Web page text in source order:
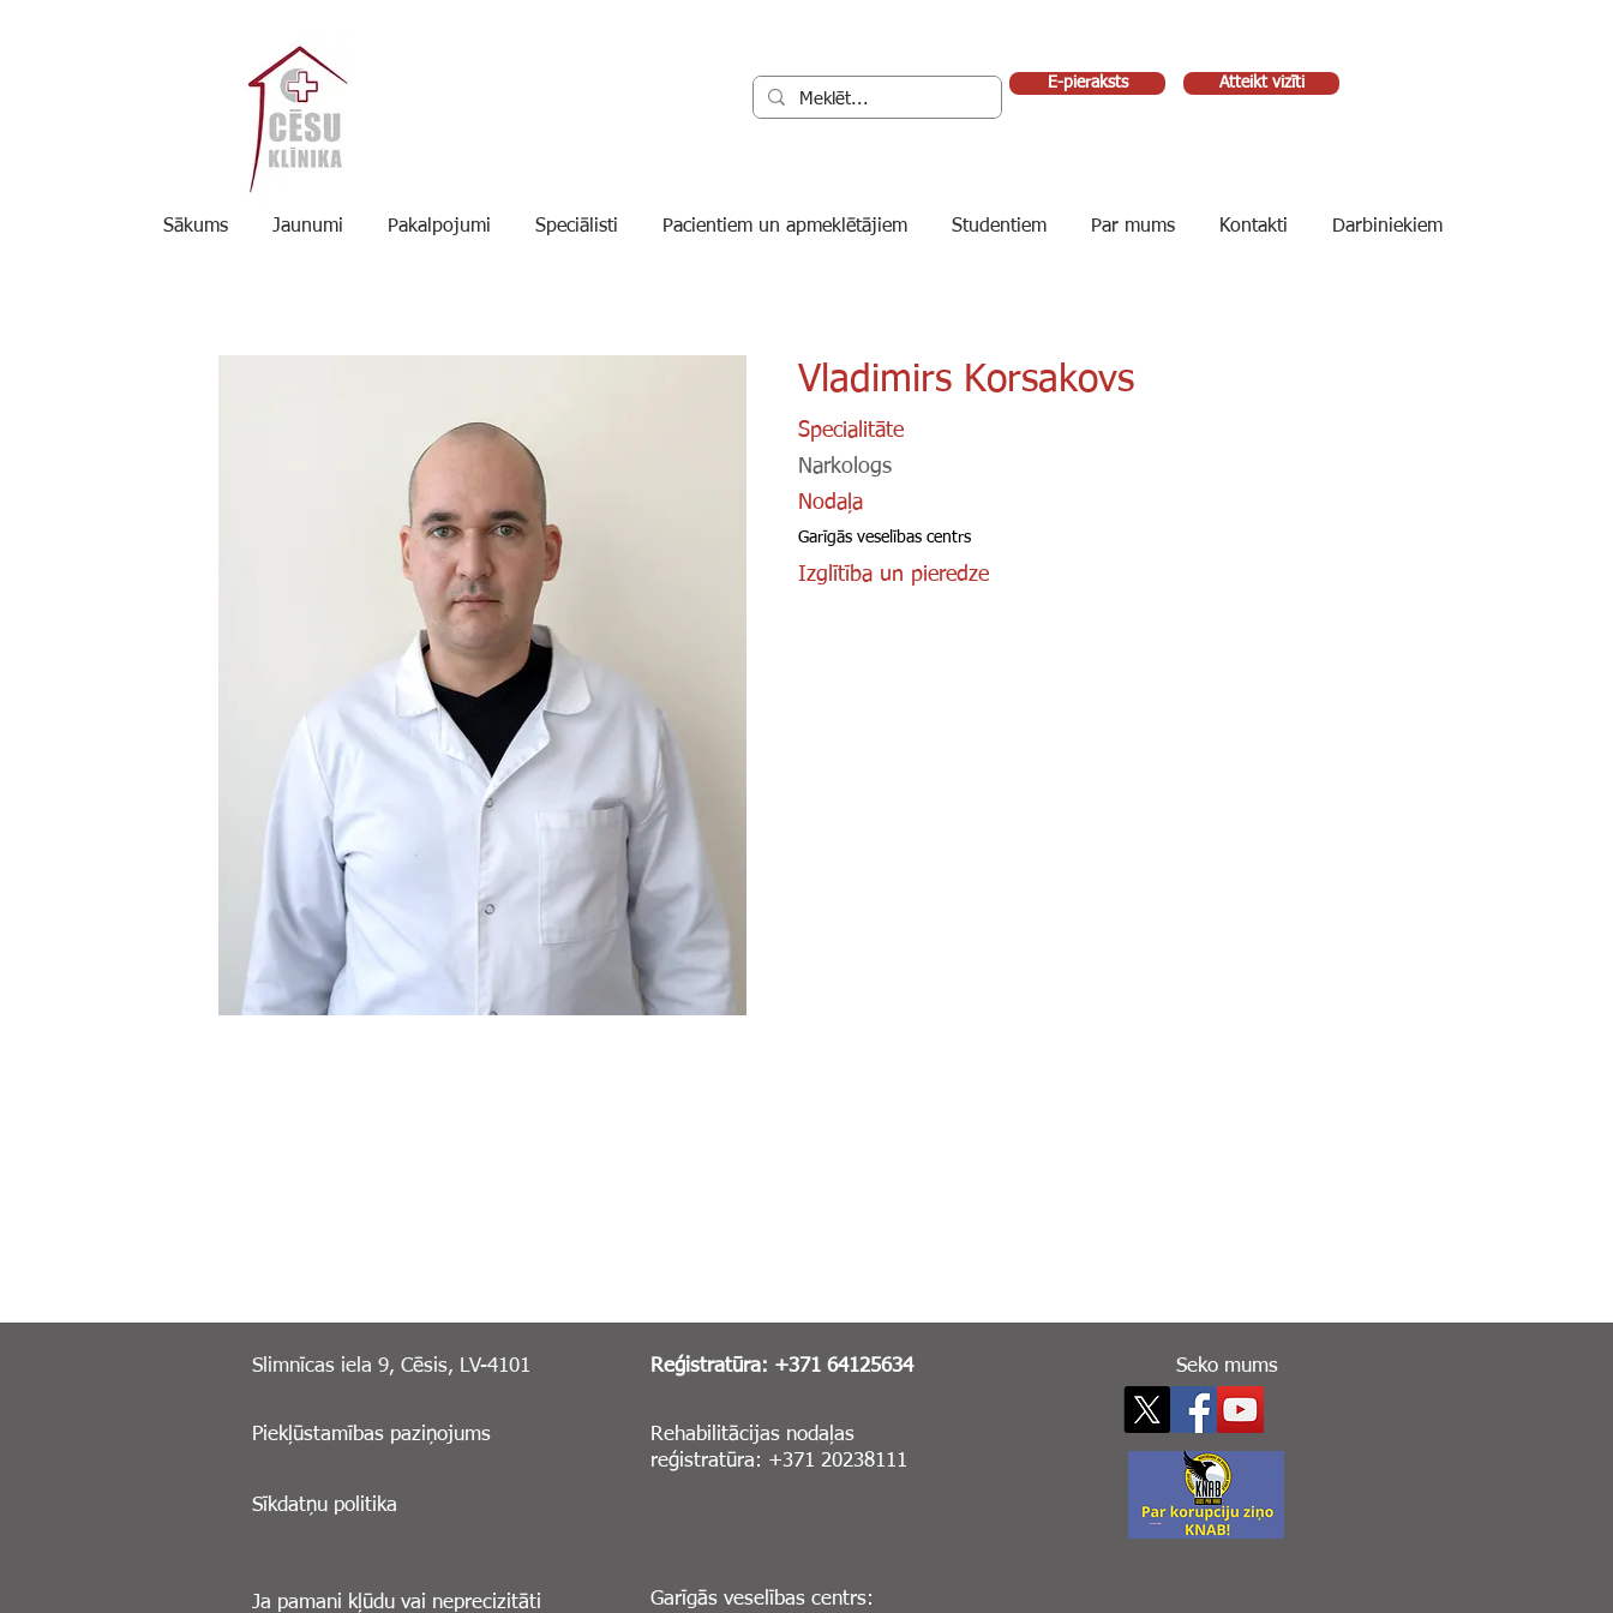
E-pieraksts Atteikt vizīti
Sākums Jaunumi Pakalpojumi Speciālisti Pacientiem un apmeklētājiem Studentiem Par mums Kontakti Darbiniekiem
Vladimirs Korsakovs
Specialitāte
Narkologs
Nodaļa
Garīgās veselības centrs
Izglītība un pieredze
Slimnīcas iela 9, Cēsis, LV-4101 Reģistratūra: +371 64125634
Piekļūstamības paziņojums
Sīkdatņu politika
Rehabilitācijas nodaļas
reģistratūra: +371 20238111
Ja pamani kļūdu vai neprecizitāti Garīgās veselības centrs:
Seko mums